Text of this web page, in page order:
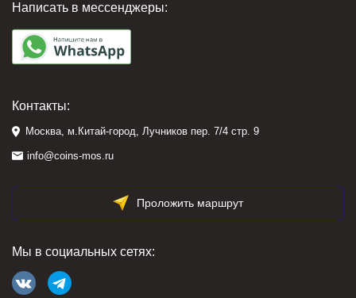
Написать в мессенджеры:
Контакты:
Москва, м.Китай-город, Лучников пер. 7/4 стр. 9
info@coins-mos.ru
Проложить маршрут
Мы в социальных сетях: